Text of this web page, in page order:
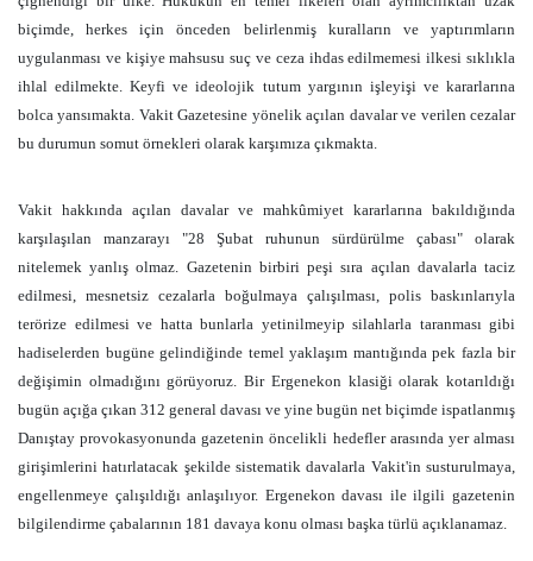
biçimde, herkes için önceden belirlenmiş kuralların ve yaptırımların
uygulanması ve kişiye mahsusu suç ve ceza ihdas edilmemesi ilkesi sıklıkla
ihlal edilmekte. Keyfi ve ideolojik tutum yargının işleyişi ve kararlarına
bolca yansımakta. Vakit Gazetesine yönelik açılan davalar ve verilen cezalar
bu durumun somut örnekleri olarak karşımıza çıkmakta.
Vakit hakkında açılan davalar ve mahkûmiyet kararlarına bakıldığında
karşılaşılan manzarayı "28 Şubat ruhunun sürdürülme çabası" olarak
nitelemek yanlış olmaz. Gazetenin birbiri peşi sıra açılan davalarla taciz
edilmesi, mesnetsiz cezalarla boğulmaya çalışılması, polis baskınlarıyla
terörize edilmesi ve hatta bunlarla yetinilmeyip silahlarla taranması gibi
hadiselerden bugüne gelindiğinde temel yaklaşım mantığında pek fazla bir
değişimin olmadığını görüyoruz. Bir Ergenekon klasiği olarak kotarıldığı
bugün açığa çıkan 312 general davası ve yine bugün net biçimde ispatlanmış
Danıştay provokasyonunda gazetenin öncelikli hedefler arasında yer alması
girişimlerini hatırlatacak şekilde sistematik davalarla Vakit'in susturulmaya,
engellenmeye çalışıldığı anlaşılıyor. Ergenekon davası ile ilgili gazetenin
bilgilendirme çabalarının 181 davaya konu olması başka türlü açıklanamaz.